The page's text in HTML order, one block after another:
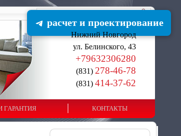
Нижний Новгород
ул. Белинского, 43
+79632306280
(831) 278-46-78
(831) 414-37-62
ГАРАНТИЯ КОНТАКТЫ
расчет и проектирование